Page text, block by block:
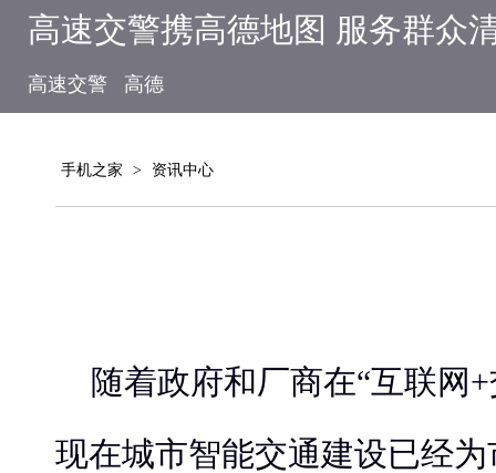
高速交警携高德地图 服务群众
高速交警 高德
手机之家 > 资讯中心
随着政府和厂商在“互联网
现在城市智能交通建设已经